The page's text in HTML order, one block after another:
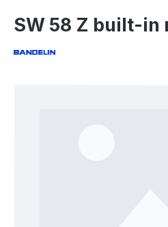
SW 58 Z built-in